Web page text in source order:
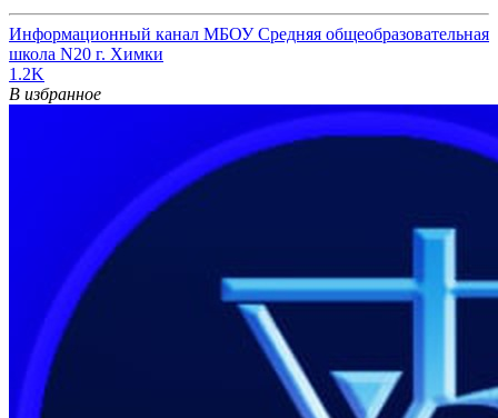
Информационный канал МБОУ Средняя общеобразовательная
школа N20 г. Химки
1.2K
В избранное